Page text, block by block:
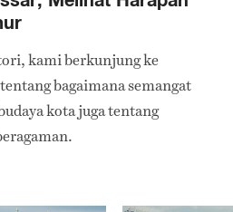
kami berkunjung ke
bagaimana semangat
kota juga tentang